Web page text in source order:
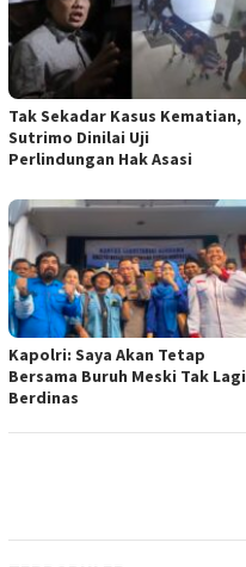
Tak Sekadar Kasus Kematian,
Sutrimo Dinilai Uji
Perlindungan Hak Asasi
Kapolri: Saya Akan Tetap
Bersama Buruh Meski Tak Lagi
Berdinas